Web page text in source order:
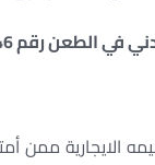
3246 لسنة 60 قضائية – جلسة 30/11/1994).
ممن